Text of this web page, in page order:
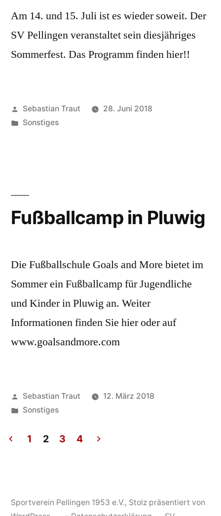
Am 14. und 15. Juli ist es wieder soweit. Der
SV Pellingen veranstaltet sein diesjähriges
Sommerfest. Das Programm finden hier!!
Veröffentlicht
von
Sebastian Traut
28. Juni 2018
Veröffentlicht
Sonstiges
Fußballcamp in Pluwig
Die Fußballschule Goals and More bietet im
Sommer ein Fußballcamp für Jugendliche
und Kinder in Pluwig an. Weiter
Informationen finden Sie hier oder auf
www.goalsandmore.com
Veröffentlicht
von
Sebastian Traut
12. März 2018
Veröffentlicht
Sonstiges
Beiträge
1 2 3 4
Sportverein Pellingen 1953 e.V., Stolz präsentiert von